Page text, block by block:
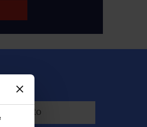
Affitto